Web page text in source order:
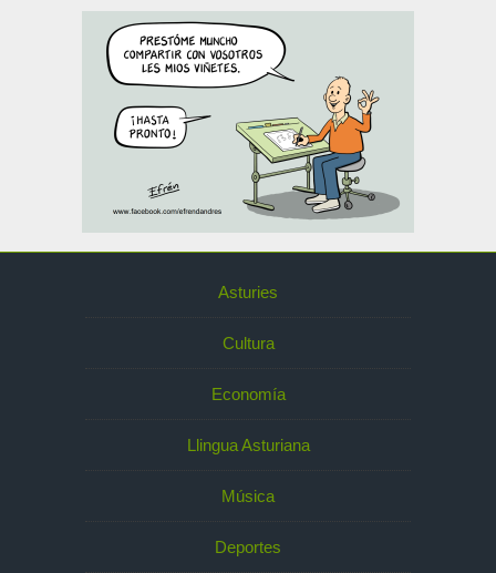
Asturies
Cultura
Economía
Llingua Asturiana
Música
Deportes